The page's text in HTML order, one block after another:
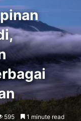
595 1 minute read